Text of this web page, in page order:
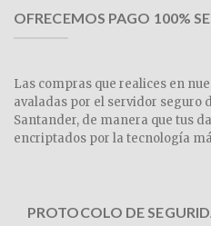
OFRECEMOS PAGO 100%
Las compras que realices en
avaladas por el servidor seguro
Santander, de manera que tus
encriptados por la tecnología
PROTOCOLO DE